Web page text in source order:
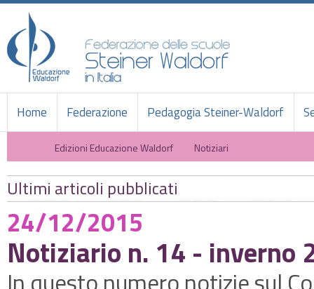
Home Federazione Pedagogia Steiner-Waldorf
Edizioni Educazione Waldorf Notiziari
Ultimi articoli pubblicati
24/12/2015
Notiziario n. 14 - inverno